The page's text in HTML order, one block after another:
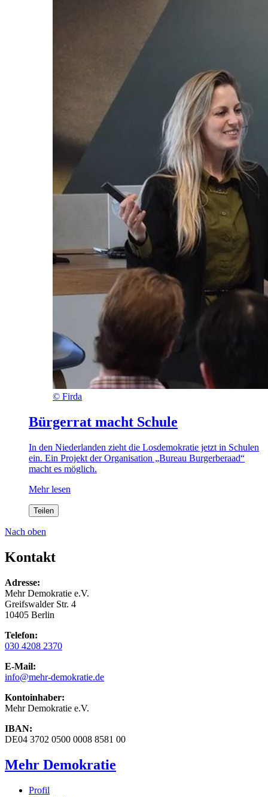
© Firda
Bürgerrat macht Schule
In den Niederlanden zieht die Losdemokratie jetzt in Schulen
ein. Ein Projekt der Organisation „Bureau Burgerberaad“
macht es möglich.
Mehr lesen
Teilen
Nach oben
Kontakt
Adresse:
Mehr Demokratie e.V.
Greifswalder Str. 4
10405 Berlin
Telefon:
030 4208 2370
E-Mail:
info@mehr-demokratie.de
Kontoinhaber:
Mehr Demokratie e.V.
IBAN:
DE04 3702 0500 0008 8581 00
Mehr Demokratie
Profil